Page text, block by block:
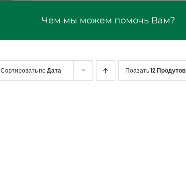
Чем мы можем помочь Вам?
Сортировать поДата Поазать12 Продутов